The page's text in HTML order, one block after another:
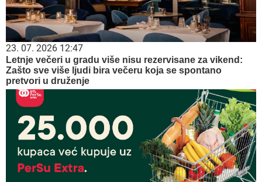
23. 07. 2026 12:47
Letnje večeri u gradu više nisu rezervisane za vikend:
Zašto sve više ljudi bira večeru koja se spontano
pretvori u druženje